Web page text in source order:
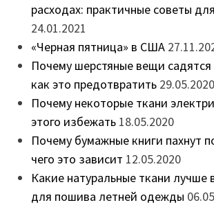
расходах: практичные советы
24.01.2021
«Черная пятница» в США
Почему шерстяные вещи садятся
как это предотвратить 29.05.2020
Почему некоторые ткани
этого избежать 18.05.2020
Почему бумажные книги пахнут
чего это зависит 12.05.2020
Какие натуральные ткани лучше
для пошива летней одежды